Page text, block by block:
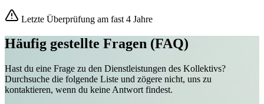
Letzte Überprüfung am fast 4 Jahre
Häufig gestellte Fragen (FAQ)
Hast du eine Frage zu den Dienstleistungen des Kollektivs?
Durchsuche die folgende Liste und zögere nicht, uns zu
kontaktieren, wenn du keine Antwort findest.